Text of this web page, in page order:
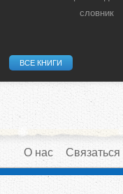
словник
ВСЕ КНИГИ
О нас